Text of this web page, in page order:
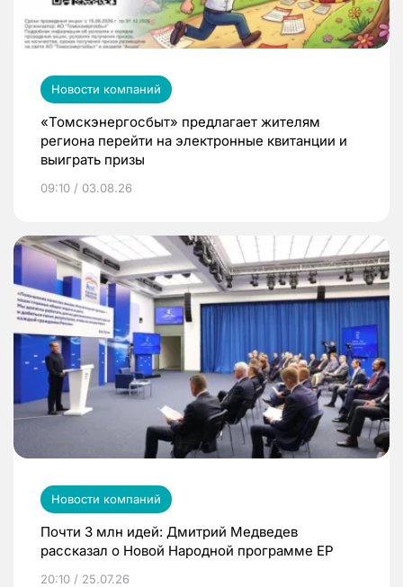
Новости компаний
«Томскэнергосбыт» предлагает жителям
региона перейти на электронные квитанции и
выиграть призы
09:10 / 03.08.26
Новости компаний
Почти 3 млн идей: Дмитрий Медведев
рассказал о Новой Народной программе ЕР
20:10 / 25.07.26